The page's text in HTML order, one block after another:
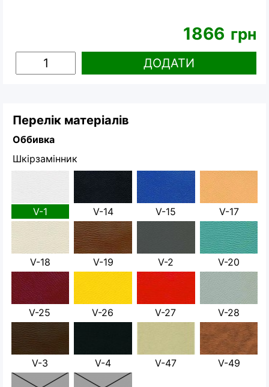
1866 грн
ДОДАТИ
Перелік матеріалів
Оббивка
Шкірзамінник
V-1 V-14 V-15 V-17
V-18 V-19 V-2 V-20
V-25 V-26 V-27 V-28
V-3 V-4 V-47 V-49